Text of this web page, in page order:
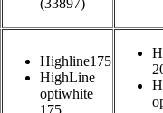
Highline175
HighLine
optiwhite
175